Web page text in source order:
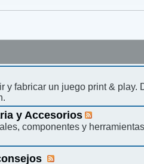
y fabricar un juego print & play.
y Accesorios
componentes y